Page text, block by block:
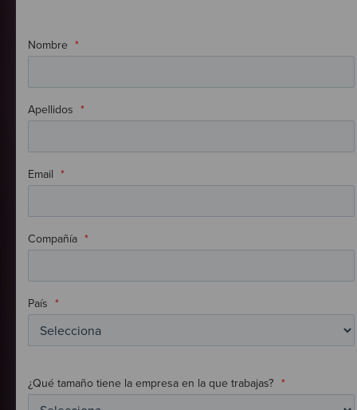
Nombre *
Apellidos *
Email *
Compañía *
País *
¿Qué tamaño tiene la empresa en la que trabajas? *